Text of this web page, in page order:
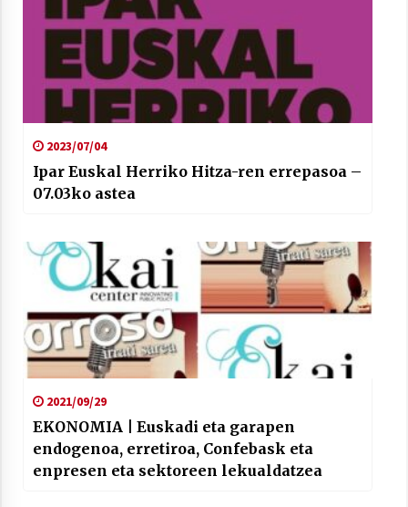
2023/07/04
Ipar Euskal Herriko Hitza-ren errepasoa –
07.03ko astea
2021/09/29
EKONOMIA | Euskadi eta garapen
endogenoa, erretiroa, Confebask eta
enpresen eta sektoreen lekualdatzea